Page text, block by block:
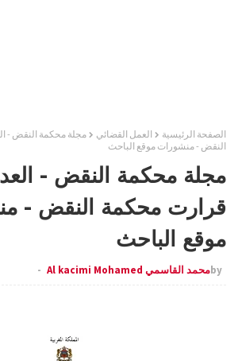
الصفحة الرئيسية العمل القضائي
النقض - منشورات موقع الباحث
قرارت محكمة النقض -
موقع الباحث
byمحمد القاسمي Al kacimi Mohamed